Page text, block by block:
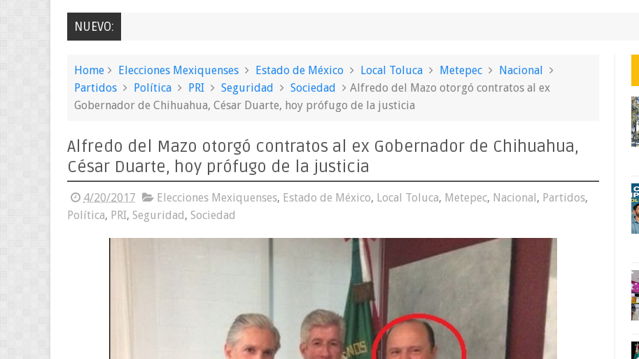
NUEVO:
Home Elecciones Mexiquenses Estado de México Local Toluca Metepec
Nacional
Partidos
Política PRI Seguridad Sociedad
Alfredo del Mazo otorgó contratos al ex
Gobernador de Chihuahua, César Duarte, hoy prófugo de la justicia
Alfredo del Mazo otorgó contratos al ex Gobernador de Chihuahua,
César Duarte, hoy prófugo de la justicia
4/20/2017 Elecciones Mexiquenses, Estado de México, Local Toluca, Metepec, Nacional, Partidos,
Política, PRI, Seguridad, Sociedad